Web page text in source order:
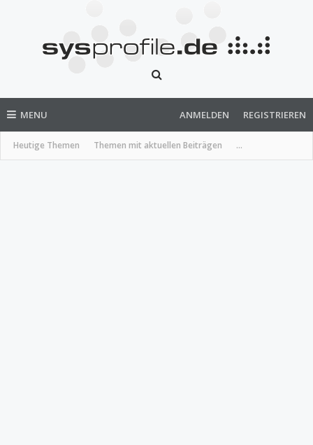
MENU
Heutige Themen Themen mit aktuellen Beiträgen ...
ANMELDEN REGISTRIEREN